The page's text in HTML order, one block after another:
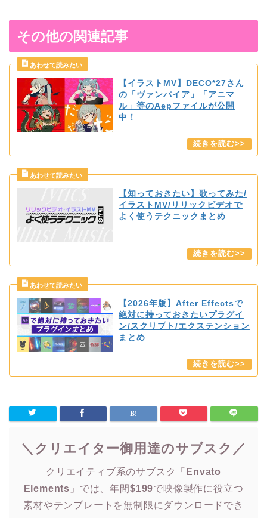
その他の関連記事
【イラストMV】DECO*27さん
の「ヴァンパイア」「アニマ
ル」等のAepファイルが公開
中！
【知っておきたい】歌ってみた/
イラストMV/リリックビデオで
よく使うテクニックまとめ
【2026年版】After Effectsで
絶対に持っておきたいプラグイ
ン/スクリプト/エクステンション
まとめ
＼クリエイター御用達のサブスク／
クリエイティブ系のサブスク「 Envato
Elements 」では、年間$199で映像製作に役立つ
素材やテンプレートを無制限にダウンロードでき